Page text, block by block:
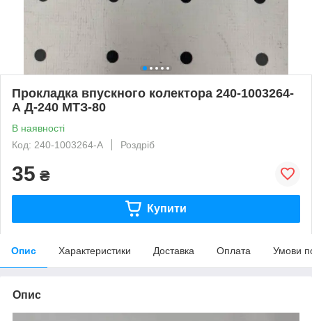
Прокладка впускного колектора 240-1003264-
А Д-240 МТЗ-80
В наявності
Код: 240-1003264-А
Роздріб
35 ₴
Купити
Опис Характеристики Доставка Оплата Умови
Опис